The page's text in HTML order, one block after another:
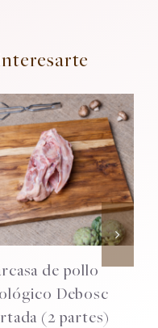
Añadir al
carrito
Detalles
de pollo
Debosc
(2 partes)